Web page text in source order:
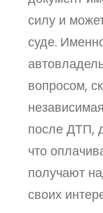
силу и
суде.
вопросом,
после ДТП,
что
получают
своих